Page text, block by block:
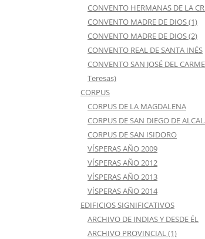
CONVENTO HERMANAS DE LA
CONVENTO MADRE DE DIOS (1)
CONVENTO MADRE DE DIOS (2)
CONVENTO REAL DE SANTA INÉS
CONVENTO SAN JOSÉ DEL
Teresas)
CORPUS
CORPUS DE LA MAGDALENA
CORPUS DE SAN DIEGO DE
CORPUS DE SAN ISIDORO
VÍSPERAS AÑO 2009
VÍSPERAS AÑO 2012
VÍSPERAS AÑO 2013
VÍSPERAS AÑO 2014
EDIFICIOS SIGNIFICATIVOS
ARCHIVO DE INDIAS Y DESDE ÉL
ARCHIVO PROVINCIAL (1)